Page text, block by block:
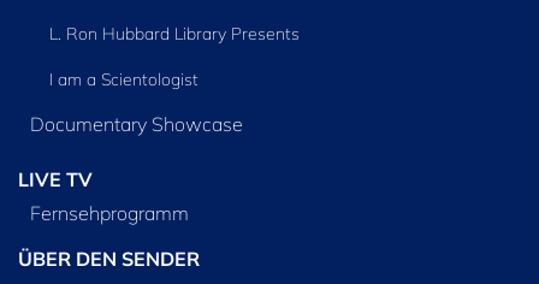
L. Ron Hubbard Library Presents
I am a Scientologist
Documentary Showcase
LIVE TV
Fernsehprogramm
ÜBER DEN SENDER